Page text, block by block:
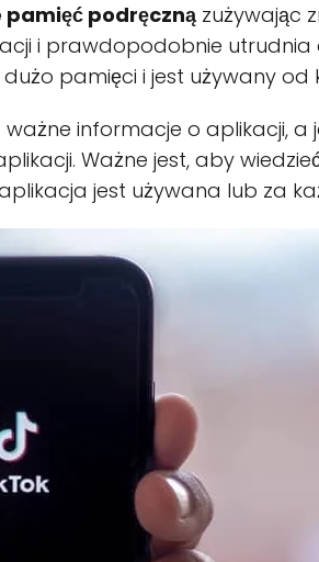
podręczną zużywając
i prawdopodobnie utrudnia
pamięci i jest używany od
informacje o aplikacji, a
Ważne jest, aby
jest używana lub za